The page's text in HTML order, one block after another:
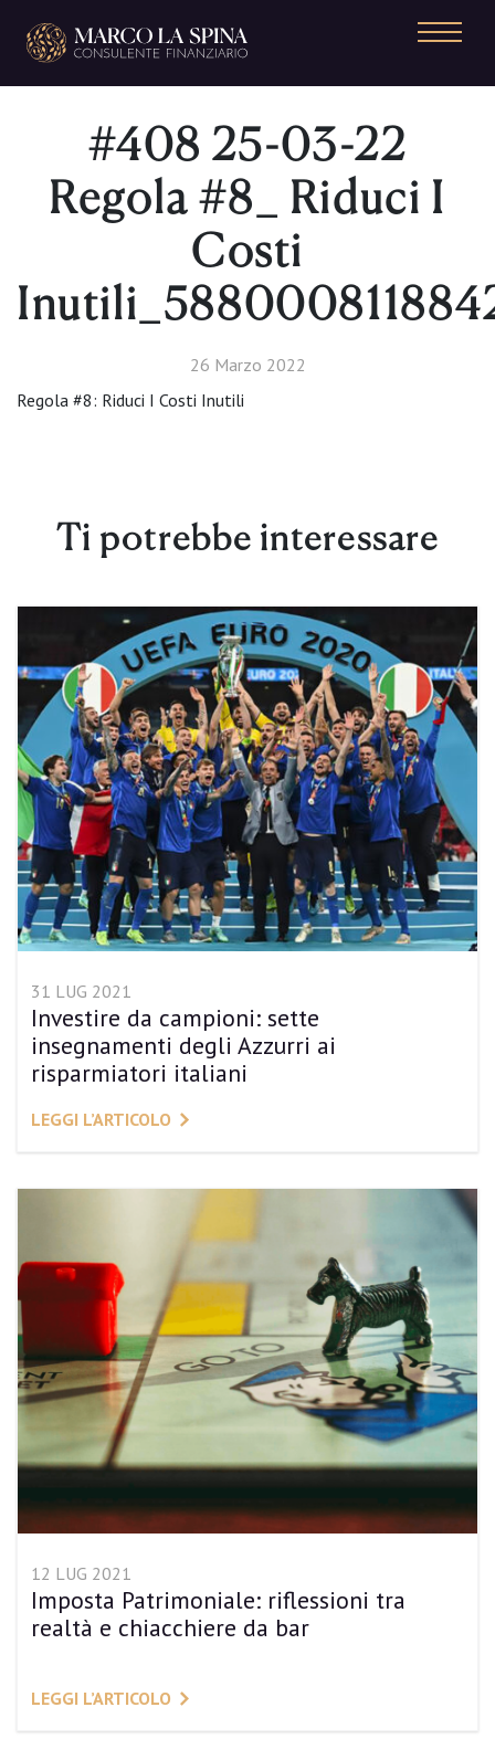
Navigazione principale
#408 25-03-22
Regola #8_ Riduci I
Costi
26 Marzo 2022
Regola #8: Riduci I Costi Inutili
Ti potrebbe interessare
31 LUG 2021
Investire da campioni: sette
insegnamenti degli Azzurri ai
risparmiatori italiani
LEGGI L’ARTICOLO
12 LUG 2021
Imposta Patrimoniale: riflessioni tra
realtà e chiacchiere da bar
LEGGI L’ARTICOLO